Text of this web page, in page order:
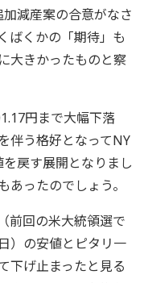
減産案の合意がなさ
ばくかの「期待」も
大きかったものと察
円まで大幅下落
伴う格好となってNY
戻す展開となりまし
ったのでしょう。
前回の米大統領選で
）の安値とピタリ一
下げ止まったと見る